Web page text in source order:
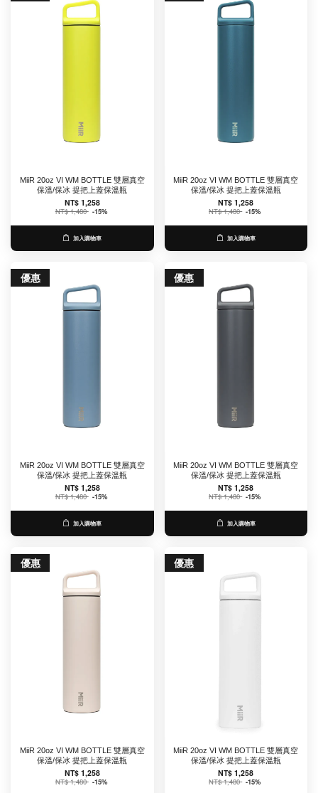
MiiR 20oz VI WM BOTTLE 雙層真空
保溫/保冰 提把上蓋保溫瓶
NT$ 1,258
NT$ 1,480 -15%
加入購物車
MiiR 20oz VI WM BOTTLE 雙層真空
保溫/保冰 提把上蓋保溫瓶
NT$ 1,258
NT$ 1,480 -15%
加入購物車
優惠
MiiR 20oz VI WM BOTTLE 雙層真空
保溫/保冰 提把上蓋保溫瓶
NT$ 1,258
NT$ 1,480 -15%
加入購物車
優惠
MiiR 20oz VI WM BOTTLE 雙層真空
保溫/保冰 提把上蓋保溫瓶
NT$ 1,258
NT$ 1,480 -15%
加入購物車
優惠
MiiR 20oz VI WM BOTTLE 雙層真空
保溫/保冰 提把上蓋保溫瓶
NT$ 1,258
NT$ 1,480 -15%
優惠
MiiR 20oz VI WM BOTTLE 雙層真空
保溫/保冰 提把上蓋保溫瓶
NT$ 1,258
NT$ 1,480 -15%